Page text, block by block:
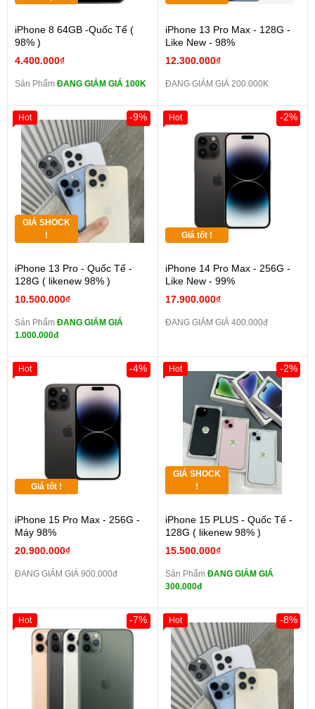
iPhone 8 64GB -Quốc Tế (
98% )
4.400.000₫
Sản Phẩm ĐANG GIẢM GIÁ 100K
iPhone 13 Pro Max - 128G -
Like New - 98%
12.300.000₫
ĐANG GIẢM GIÁ 200.000K
GIÁ SHOCK
!
iPhone 13 Pro - Quốc Tế -
128G ( likenew 98% )
10.500.000₫
-9%
Sản Phẩm ĐANG GIẢM GIÁ
1.000.000đ
Hot
Giá tốt !
iPhone 14 Pro Max - 256G -
Like New - 99%
17.900.000₫
-2%
ĐANG GIẢM GIÁ 400.000đ
Hot
Giá tốt !
iPhone 15 Pro Max - 256G -
Máy 98%
20.900.000₫
-4%
ĐANG GIẢM GIÁ 900.000đ
Hot
GIÁ SHOCK
!
iPhone 15 PLUS - Quốc Tế -
128G ( likenew 98% )
15.500.000₫
-2%
Sản Phẩm ĐANG GIẢM GIÁ
300.000đ
Hot
-7%
Hot -8%
Hot